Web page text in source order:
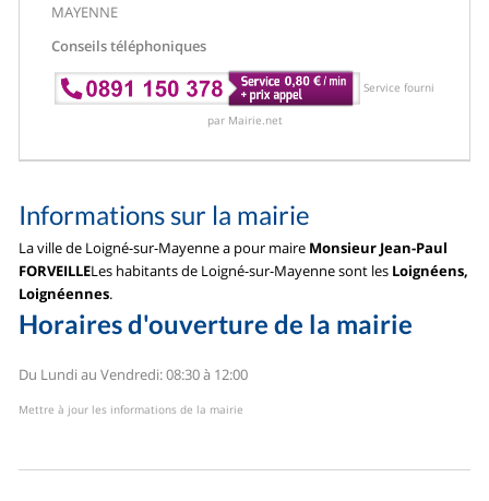
MAYENNE
Conseils téléphoniques
Service fourni
par Mairie.net
Informations sur la mairie
La ville de Loigné-sur-Mayenne a pour maire Monsieur Jean-Paul
FORVEILLELes habitants de Loigné-sur-Mayenne sont les Loignéens,
Loignéennes.
Horaires d'ouverture de la mairie
Du Lundi au Vendredi: 08:30 à 12:00
Mettre à jour les informations de la mairie